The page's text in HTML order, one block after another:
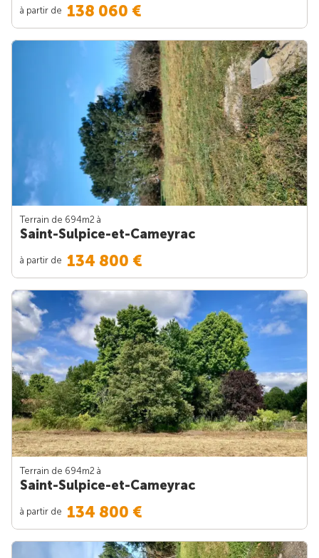
à partir de 138 060 €
Terrain de 694m2 à
Saint-Sulpice-et-Cameyrac
à partir de 134 800 €
Terrain de 694m2 à
Saint-Sulpice-et-Cameyrac
à partir de 134 800 €